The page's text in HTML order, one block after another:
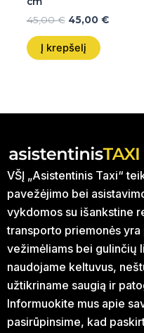
45,00€ 45,00 €
Į krepšelį
VŠĮ „Asistentinis Taxi“
pavežėjimo bei
vykdomos su išankstine
transporto priemonės
vežimėliams bei gulinčių
naudojame keltuvus,
užtikriname saugią ir
Informuokite mus apie
pasirūpinsime, kad